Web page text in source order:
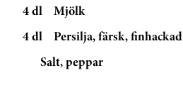
4 dl
Mjölk
4 dl
Persilja, färsk, finhackad
Salt, peppar